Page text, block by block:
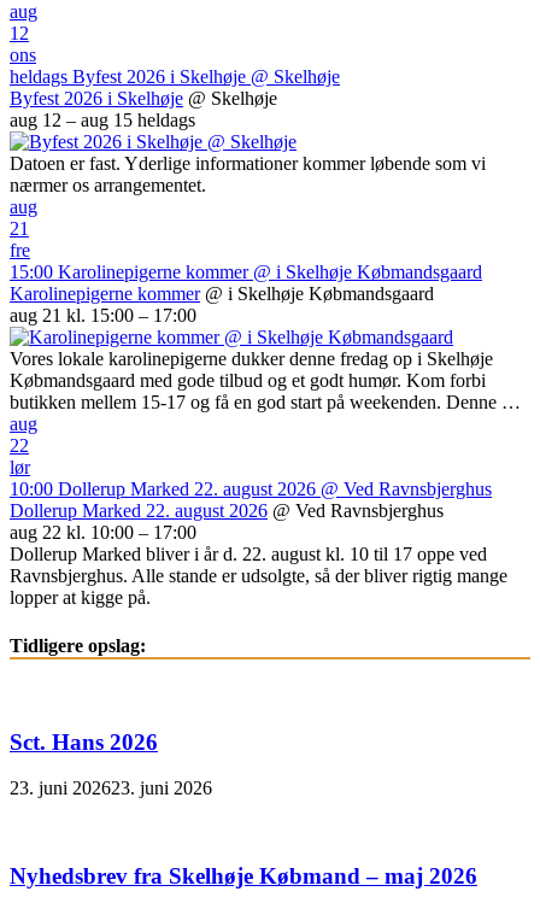
aug
12
ons
heldags Byfest 2026 i Skelhøje @ Skelhøje
Byfest 2026 i Skelhøje @ Skelhøje
aug 12 – aug 15 heldags
Datoen er fast. Yderlige informationer kommer løbende som vi
nærmer os arrangementet.
aug
21
fre
15:00 Karolinepigerne kommer @ i Skelhøje Købmandsgaard
Karolinepigerne kommer @ i Skelhøje Købmandsgaard
aug 21 kl. 15:00 – 17:00
Vores lokale karolinepigerne dukker denne fredag op i Skelhøje
Købmandsgaard med gode tilbud og et godt humør. Kom forbi
butikken mellem 15-17 og få en god start på weekenden. Denne …
aug
22
lør
10:00 Dollerup Marked 22. august 2026 @ Ved Ravnsbjerghus
Dollerup Marked 22. august 2026 @ Ved Ravnsbjerghus
aug 22 kl. 10:00 – 17:00
Dollerup Marked bliver i år d. 22. august kl. 10 til 17 oppe ved
Ravnsbjerghus. Alle stande er udsolgte, så der bliver rigtig mange
lopper at kigge på.
Tidligere opslag:
Sct. Hans 2026
23. juni 202623. juni 2026
Nyhedsbrev fra Skelhøje Købmand – maj 2026